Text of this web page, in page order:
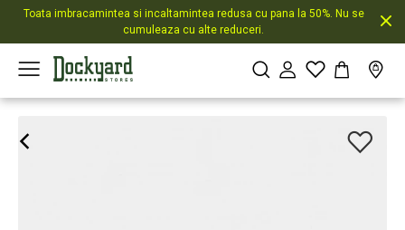
Toata imbracamintea si incaltamintea redusa cu pana la 50%. Nu se
cumuleaza cu alte reduceri.